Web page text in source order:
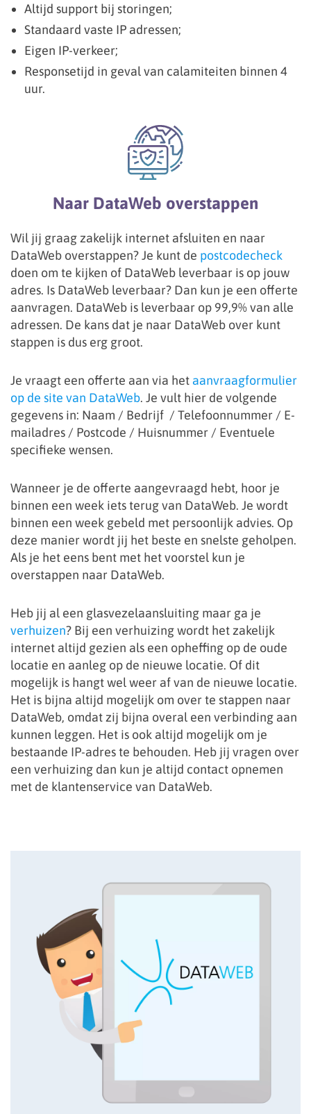
Altijd support bij storingen;
Standaard vaste IP adressen;
Eigen IP-verkeer;
Responsetijd in geval van calamiteiten binnen 4
uur.
Naar DataWeb overstappen
Wil jij graag zakelijk internet afsluiten en naar
DataWeb overstappen? Je kunt de postcodecheck
doen om te kijken of DataWeb leverbaar is op jouw
adres. Is DataWeb leverbaar? Dan kun je een offerte
aanvragen. DataWeb is leverbaar op 99,9% van alle
adressen. De kans dat je naar DataWeb over kunt
stappen is dus erg groot.
Je vraagt een offerte aan via het aanvraagformulier
op de site van DataWeb. Je vult hier de volgende
gegevens in: Naam / Bedrijf / Telefoonnummer / E-
mailadres / Postcode / Huisnummer / Eventuele
specifieke wensen.
Wanneer je de offerte aangevraagd hebt, hoor je
binnen een week iets terug van DataWeb. Je wordt
binnen een week gebeld met persoonlijk advies. Op
deze manier wordt jij het beste en snelste geholpen.
Als je het eens bent met het voorstel kun je
overstappen naar DataWeb.
Heb jij al een glasvezelaansluiting maar ga je
verhuizen? Bij een verhuizing wordt het zakelijk
internet altijd gezien als een opheffing op de oude
locatie en aanleg op de nieuwe locatie. Of dit
mogelijk is hangt wel weer af van de nieuwe locatie.
Het is bijna altijd mogelijk om over te stappen naar
DataWeb, omdat zij bijna overal een verbinding aan
kunnen leggen. Het is ook altijd mogelijk om je
bestaande IP-adres te behouden. Heb jij vragen over
een verhuizing dan kun je altijd contact opnemen
met de klantenservice van DataWeb.